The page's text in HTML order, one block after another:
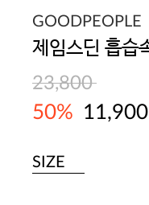
GOODPEOPLE
23,800
50% 11,900
SIZE